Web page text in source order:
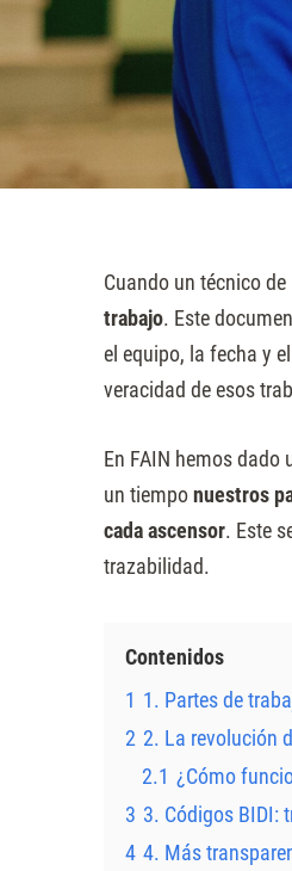
web
las
personas
Cuando un técnico
trabajo. Este
el equipo, la fecha y
veracidad de esos
En FAIN hemos dado
un tiemponuestros
cada ascensor. Este
trazabilidad.
Contenidos
1 1. Partes de
2 2. La revolución
2.1 ¿Cómo
3 3. Códigos BIDI:
4 4. Más